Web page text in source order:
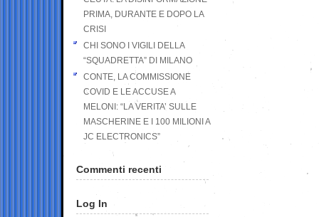
PRIMA, DURANTE E DOPO LA
CRISI
CHI SONO I VIGILI DELLA
“SQUADRETTA” DI MILANO
CONTE, LA COMMISSIONE
COVID E LE ACCUSE A
MELONI: “LA VERITA’ SULLE
MASCHERINE E I 100 MILIONI A
JC ELECTRONICS”
Commenti recenti
Log In